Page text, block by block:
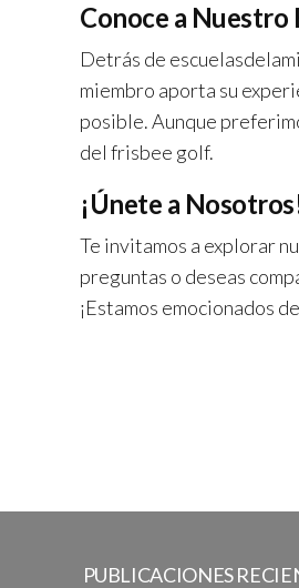
Conoce a Nuestro
Detrás de
miembro aporta su
posible. Aunque
del frisbee golf.
¡Únete a
Te invitamos a explorar
preguntas o deseas
¡Estamos emocionados
PUBLICACIONES